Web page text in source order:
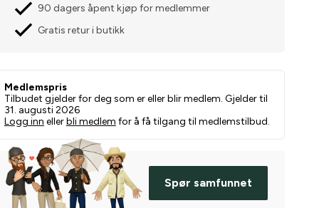
90 dagers åpent kjøp for medlemmer
Gratis retur i butikk
Medlemspris
Tilbudet gjelder for deg som er eller blir medlem. Gjelder til
31. augusti 2026
Logg inn ellerbli medlem for å få tilgang til medlemstilbud.
Spør samfunnet